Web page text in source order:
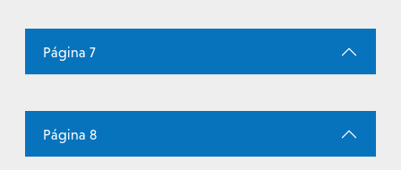
Página 7
Página 8